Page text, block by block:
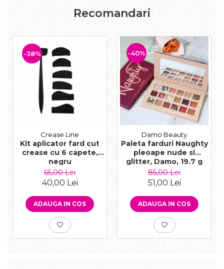
Recomandari
-38%
Crease Line
Kit aplicator fard cut
crease cu 6 capete,
negru
65,00 Lei
40,00 Lei
ADAUGA IN COS
-40%
Damo Beauty
Paleta farduri Naughty
pleoape nude si
glitter, Damo, 19.7 g
85,00 Lei
51,00 Lei
ADAUGA IN COS